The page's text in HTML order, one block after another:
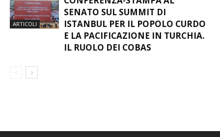
ARTICOLI
SENATO SUL SUMMIT DI
ISTANBUL PER IL POPOLO CURDO
E LA PACIFICAZIONE IN TURCHIA.
IL RUOLO DEI COBAS